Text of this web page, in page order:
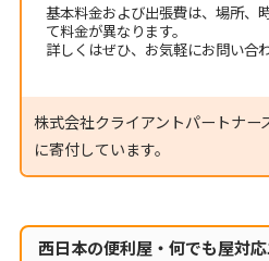
基本料金および出張費は、場所、
て料金が異なります。
詳しくはぜひ、お気軽にお問い合
株式会社クライアントパートナ
に寄付しています。
西日本の便利屋・何でも屋対